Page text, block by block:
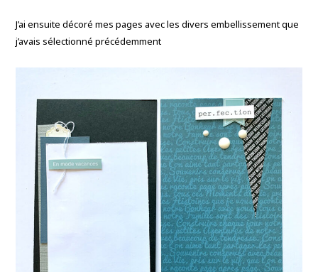
J’ai ensuite décoré mes pages avec les divers embellissement que
j’avais sélectionné précédemment